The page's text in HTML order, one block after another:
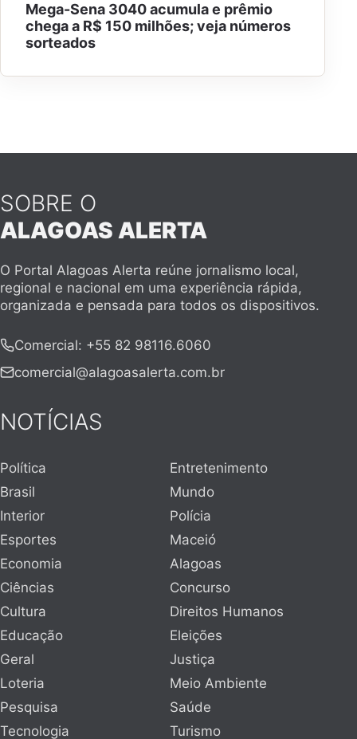
Mega-Sena 3040 acumula e prêmio
chega a R$ 150 milhões; veja números
sorteados
SOBRE O
ALAGOAS ALERTA
O Portal Alagoas Alerta reúne jornalismo local,
regional e nacional em uma experiência rápida,
organizada e pensada para todos os dispositivos.
Comercial: +55 82 98116.6060
comercial@alagoasalerta.com.br
NOTÍCIAS
Política
Entretenimento
Brasil
Mundo
Interior
Polícia
Esportes
Maceió
Economia
Alagoas
Ciências
Concurso
Cultura
Direitos Humanos
Educação
Eleições
Geral
Justiça
Loteria
Meio Ambiente
Pesquisa
Saúde
Tecnologia
Turismo